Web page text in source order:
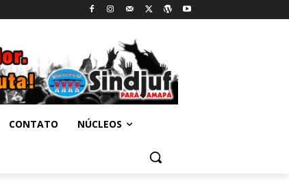
CONTATO NÚCLEOS